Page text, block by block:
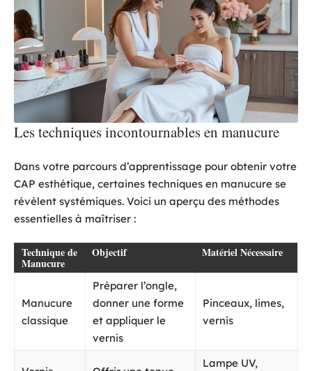
Les techniques incontournables en manucure
Dans votre parcours d’apprentissage pour obtenir votre
CAP esthétique, certaines techniques en manucure se
révèlent systémiques. Voici un aperçu des méthodes
essentielles à maîtriser :
Technique de
Manucure
Objectif Matériel Nécessaire
Manucure
classique
Préparer l’ongle,
donner une forme
et appliquer le
vernis
Pinceaux, limes,
vernis
Lampe UV,